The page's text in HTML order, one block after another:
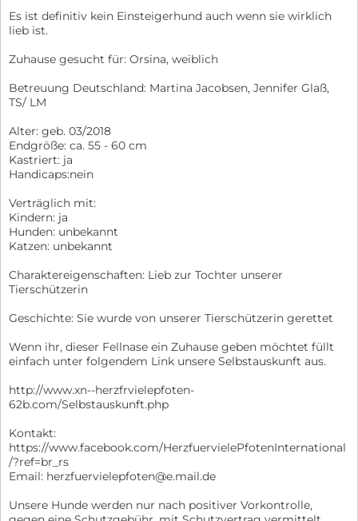
Es ist definitiv kein Einsteigerhund auch wenn sie wirklich
lieb ist.
Zuhause gesucht für: Orsina, weiblich
Betreuung Deutschland: Martina Jacobsen, Jennifer Glaß,
TS/ LM
Alter: geb. 03/2018
Endgröße: ca. 55 - 60 cm
Kastriert: ja
Handicaps:nein
Verträglich mit:
Kindern: ja
Hunden: unbekannt
Katzen: unbekannt
Charaktereigenschaften: Lieb zur Tochter unserer
Tierschützerin
Geschichte: Sie wurde von unserer Tierschützerin gerettet
Wenn ihr, dieser Fellnase ein Zuhause geben möchtet füllt
einfach unter folgendem Link unsere Selbstauskunft aus.
http://www.xn--herzfrvielepfoten-
62b.com/Selbstauskunft.php
Kontakt:
https://www.facebook.com/HerzfuervielePfotenInternational
/?ref=br_rs
Email: herzfuervielepfoten@e.mail.de
Unsere Hunde werden nur nach positiver Vorkontrolle,